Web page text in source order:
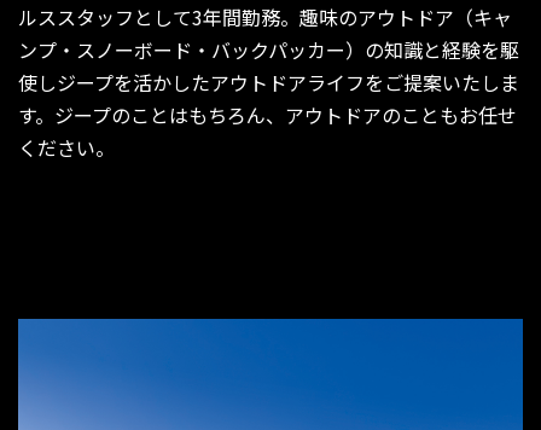
ルススタッフとして3年間勤務。趣味のアウトドア（キャ
ンプ・スノーボード・バックパッカー）の知識と経験を駆
使しジープを活かしたアウトドアライフをご提案いたしま
す。ジープのことはもちろん、アウトドアのこともお任せ
ください。